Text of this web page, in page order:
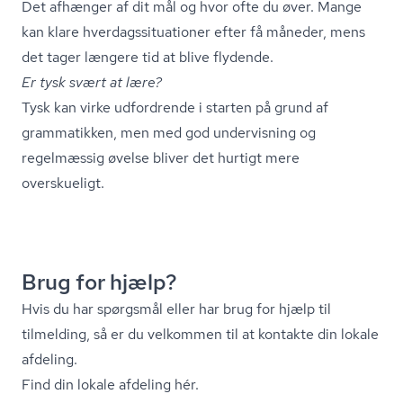
Det afhænger af dit mål og hvor ofte du øver. Mange
kan klare hver­dags­si­tu­a­tio­ner efter få måneder, mens
det tager længere tid at blive flydende.
Er tysk svært at lære?
Tysk kan virke udfordrende i starten på grund af
grammatikken, men med god undervisning og
regelmæssig øvelse bliver det hurtigt mere
overskueligt.
Brug for hjælp?
Hvis du har spørgsmål eller har brug for hjælp til
tilmelding, så er du velkommen til at kontakte din lokale
afdeling.
Find din lokale afdeling hér.